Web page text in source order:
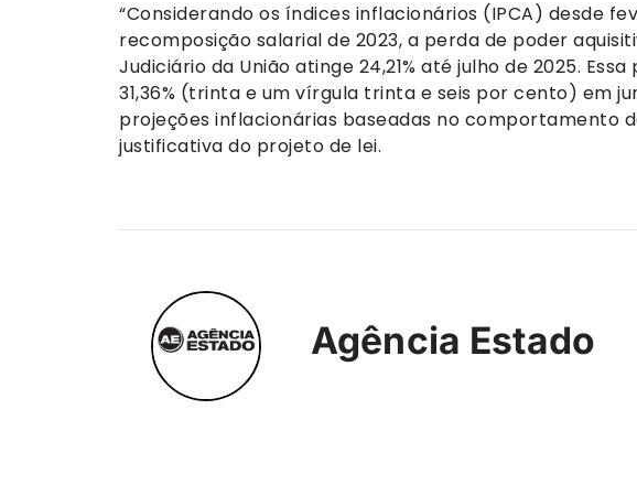
“Considerando os índices inflacionários (IPCA) desde
recomposição salarial de 2023, a perda de poder
Judiciário da União atinge 24,21% até julho de 2025.
31,36% (trinta e um vírgula trinta e seis por cento) em
projeções inflacionárias baseadas no comportamento
justificativa do projeto de lei.
Agência Estado